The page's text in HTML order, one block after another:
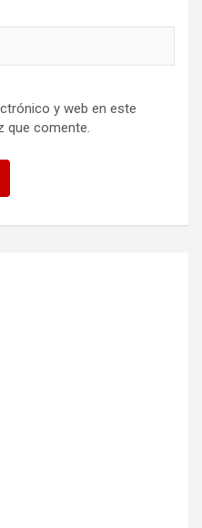
y web en este
que comente.